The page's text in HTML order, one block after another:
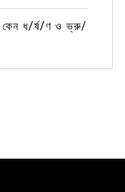
কেন ধ/র্ষ/ণ ও ভ্রু/